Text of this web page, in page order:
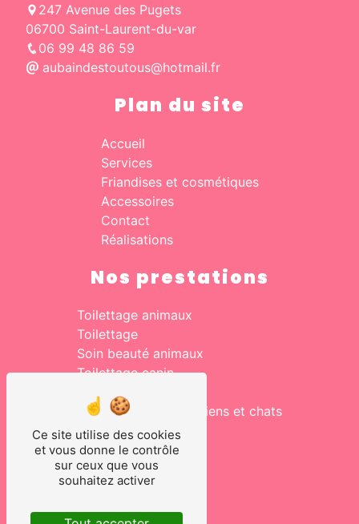
247 Avenue des Pugets
06700 Saint-Laurent-du-var
06 99 48 86 59
aubaindestoutous@hotmail.fr
Plan du site
Accueil
Services
Friandises et cosmétiques
Accessoires
Contact
Réalisations
Nos prestations
Toilettage animaux
Toilettage
Soin beauté animaux
Toilettage canin
Salon de toilettage
Vente accessoires chiens et chats
Toilettage pour chien
Toilettage chats
Ce site utilise des cookies
et vous donne le contrôle
sur ceux que vous
souhaitez activer